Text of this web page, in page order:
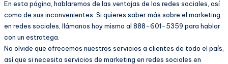
En esta página, hablaremos de las ventajas de las redes sociales, así
como de sus inconvenientes. Si quieres saber más sobre el marketing
en redes sociales, llámanos hoy mismo al 888-601-5359 para hablar
con un estratega.
No olvide que ofrecemos nuestros servicios a clientes de todo el país,
así que si necesita servicios de marketing en redes sociales en